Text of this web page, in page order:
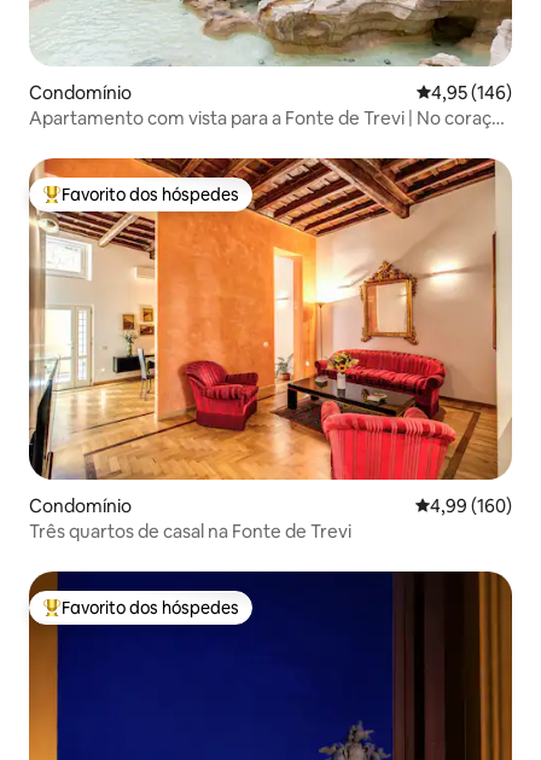
Condomínio Classificação
4,95 (146)
Apartamento com vista para a Fonte de Trevi | No coração
Favoritos dos hóspedes mais apreciados
Favorito dos hóspedes
Condomínio Classificação
4,99 (160)
Três quartos de casal na Fonte de Trevi
Favoritos dos hóspedes mais apreciados
Favorito dos hóspedes